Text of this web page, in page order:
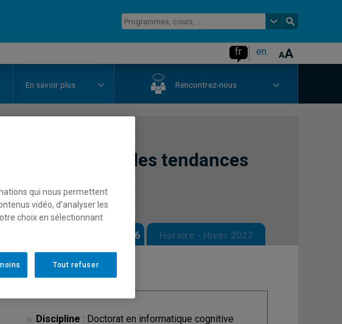
fr en
En savoir plus Rencontrez-nous
et nouvelles tendances
Horaire - Automne 2026 Horaire - Hiver 2027
Discipline : Doctorat en informatique cognitive
qui nous permettent
vidéo, d’analyser les
choix en sélectionnant
Tout refuser